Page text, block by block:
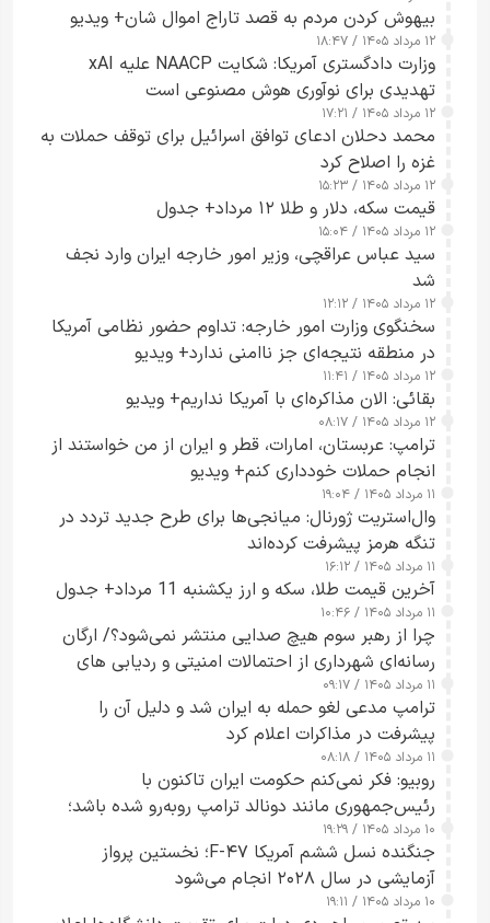
بیهوش کردن مردم به قصد تاراج اموال شان+ ویدیو
۱۲ مرداد ۱۴۰۵ / ۱۸:۴۷
وزارت دادگستری آمریکا: شکایت NAACP علیه xAI
تهدیدی برای نوآوری هوش مصنوعی است
۱۲ مرداد ۱۴۰۵ / ۱۷:۲۱
محمد دحلان ادعای توافق اسرائیل برای توقف حملات به
غزه را اصلاح کرد
۱۲ مرداد ۱۴۰۵ / ۱۵:۲۳
قیمت سکه، دلار و طلا ۱۲ مرداد+ جدول
۱۲ مرداد ۱۴۰۵ / ۱۵:۰۴
سید عباس عراقچی، وزیر امور خارجه ایران وارد نجف
شد
۱۲ مرداد ۱۴۰۵ / ۱۲:۱۲
سخنگوی وزارت امور خارجه: تداوم حضور نظامی آمریکا
در منطقه نتیجه‌ای جز ناامنی ندارد+ ویدیو
۱۲ مرداد ۱۴۰۵ / ۱۱:۴۱
بقائی: الان مذاکره‌ای با آمریکا نداریم+ ویدیو
۱۲ مرداد ۱۴۰۵ / ۰۸:۱۷
ترامپ: عربستان، امارات، قطر و ایران از من خواستند از
انجام حملات خودداری کنم+ ویدیو
۱۱ مرداد ۱۴۰۵ / ۱۹:۰۴
وال‌استریت ژورنال: میانجی‌ها برای طرح جدید تردد در
تنگه هرمز پیشرفت کرده‌اند
۱۱ مرداد ۱۴۰۵ / ۱۶:۱۲
آخرین قیمت طلا، سکه و ارز یکشنبه 11 مرداد+ جدول
۱۱ مرداد ۱۴۰۵ / ۱۰:۴۶
چرا از رهبر سوم هیچ صدایی منتشر نمی‌شود؟/ ارگان
رسانه‌ای شهرداری از احتمالات امنیتی و ردیابی های
جاسوسی گفت
۱۱ مرداد ۱۴۰۵ / ۰۹:۱۷
ترامپ مدعی لغو حمله به ایران شد و دلیل آن را
پیشرفت در مذاکرات اعلام کرد
۱۱ مرداد ۱۴۰۵ / ۰۸:۱۸
روبیو: فکر نمی‌کنم حکومت ایران تاکنون با
رئیس‌جمهوری مانند دونالد ترامپ روبه‌رو شده باشد؛
کسی که واقعاً دست به اقدام می‌زند
۱۰ مرداد ۱۴۰۵ / ۱۹:۲۹
جنگنده نسل ششم آمریکا F-۴۷؛ نخستین پرواز
آزمایشی در سال ۲۰۲۸ انجام می‌شود
۱۰ مرداد ۱۴۰۵ / ۱۹:۱۱